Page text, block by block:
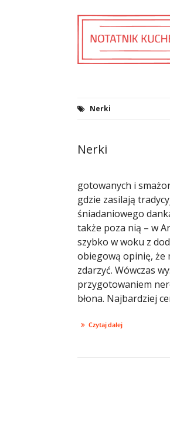
Nerki
Nerki
gotowanych i
gdzie zasilają
śniadaniowego
także poza nią – w
szybko w woku z
obiegową opinię, że
zdarzyć. Wówczas
przygotowaniem
błona. Najbardziej
Czytaj dalej